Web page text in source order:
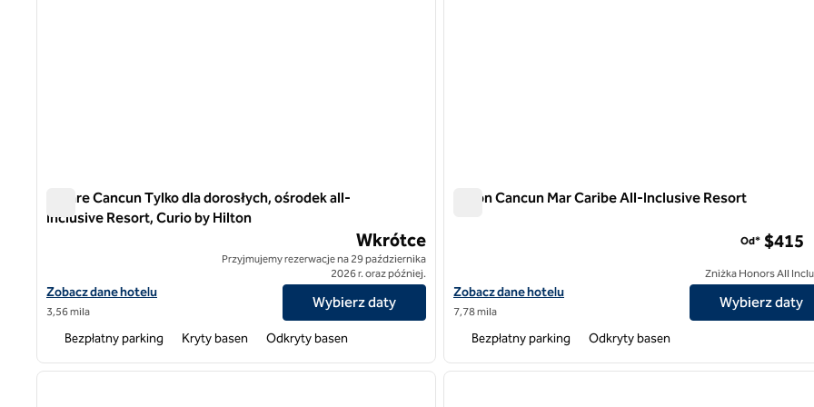
Amare Cancun Tylko dla dorosłych, ośrodek all-
Inclusive Resort, Curio by Hilton
Amare Cancun Tylko dla dorosłych, ośrodek all-Inclusive Resort, Curio by Hilton
Zobacz szczegóły hotelu dla Amare Cancun Only All-Inclusive Resort, Curio by Hilton
Zobacz dane hotelu
3,56 mila
Wkrótce
Przyjmujemy rezerwacje na 29 października
2026 r. oraz później.
Wybierz daty
Bezpłatny parking Kryty basen Odkryty basen
Hilton Cancun Mar Caribe All-Inclusive Resort
Zobacz szczegóły hotelu Hilton Cancun Mar Caribe All-Inclusive
Zobacz dane hotelu
7,78 mila
Od* $415
Zniżka Honors All
Wybierz daty
Bezpłatny parking Odkryty basen
1 z 12
następny obraz
1 z 13